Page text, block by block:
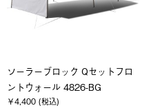
ソーラーブロック Qセットフロ
ントウォール 4826-BG
￥4,400 (税込)